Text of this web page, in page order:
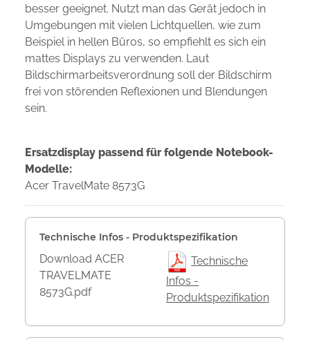
besser geeignet. Nutzt man das Gerät jedoch in
Umgebungen mit vielen Lichtquellen, wie zum
Beispiel in hellen Büros, so empfiehlt es sich ein
mattes Displays zu verwenden. Laut
Bildschirmarbeitsverordnung soll der Bildschirm
frei von störenden Reflexionen und Blendungen
sein.
Ersatzdisplay passend für folgende Notebook-
Modelle:
Acer TravelMate 8573G
Technische Infos - Produktspezifikation
Download ACER
TRAVELMATE
8573G.pdf
Technische
Infos -
Produktspezifikation